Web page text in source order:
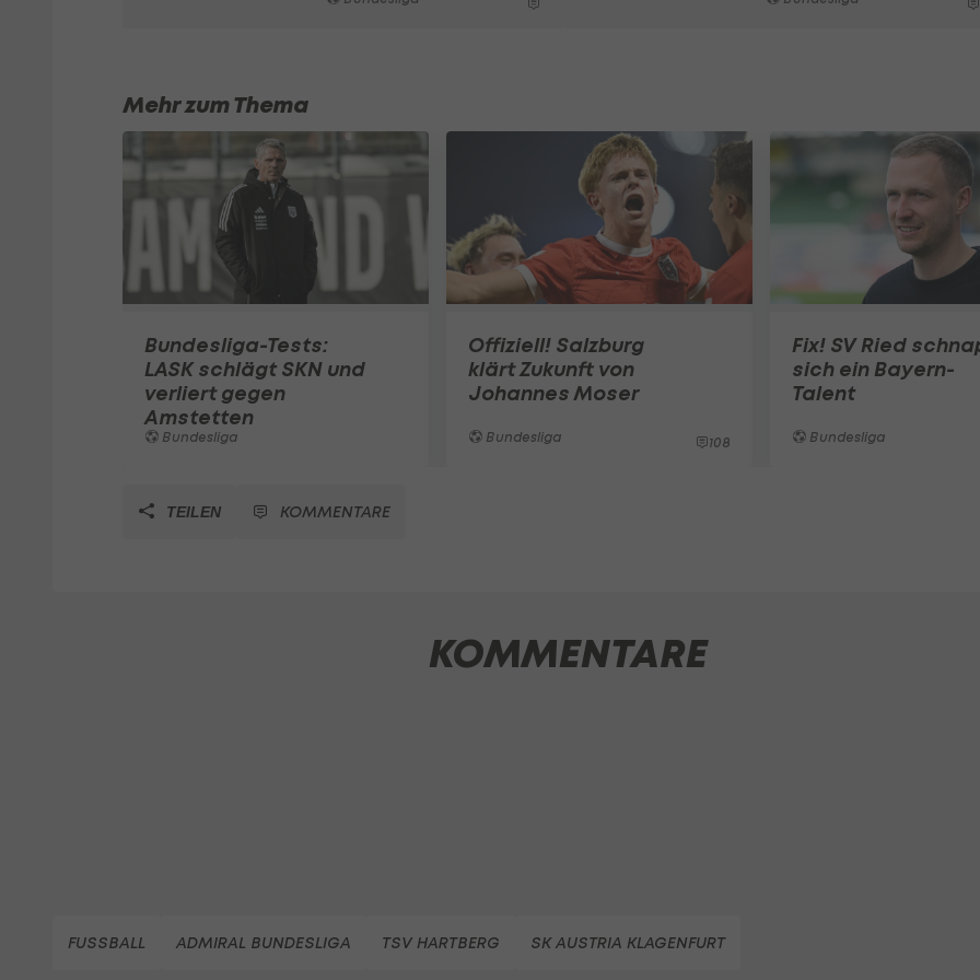
Mehr zum Thema
Bundesliga-Tests:
LASK schlägt SKN und
verliert gegen
Amstetten
Bundesliga
Offiziell! Salzburg
klärt Zukunft von
Johannes Moser
Bundesliga 108
Fix! SV Ried
sich ein Bayern-
Talent
Bundesliga
TEILEN KOMMENTARE
KOMMENTARE
FUSSBALL ADMIRAL BUNDESLIGA TSV HARTBERG SK AUSTRIA KLAGENFURT